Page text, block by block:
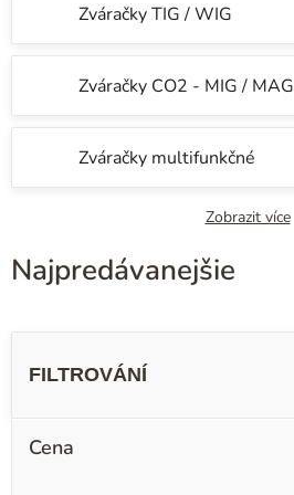
Zváračky TIG / WIG
Zváračky CO2 - MIG / MAG
Zváračky multifunkčné
Zobrazit více
Najpredávanejšie
Cena
V